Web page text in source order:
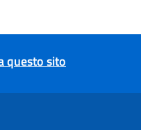
questo sito